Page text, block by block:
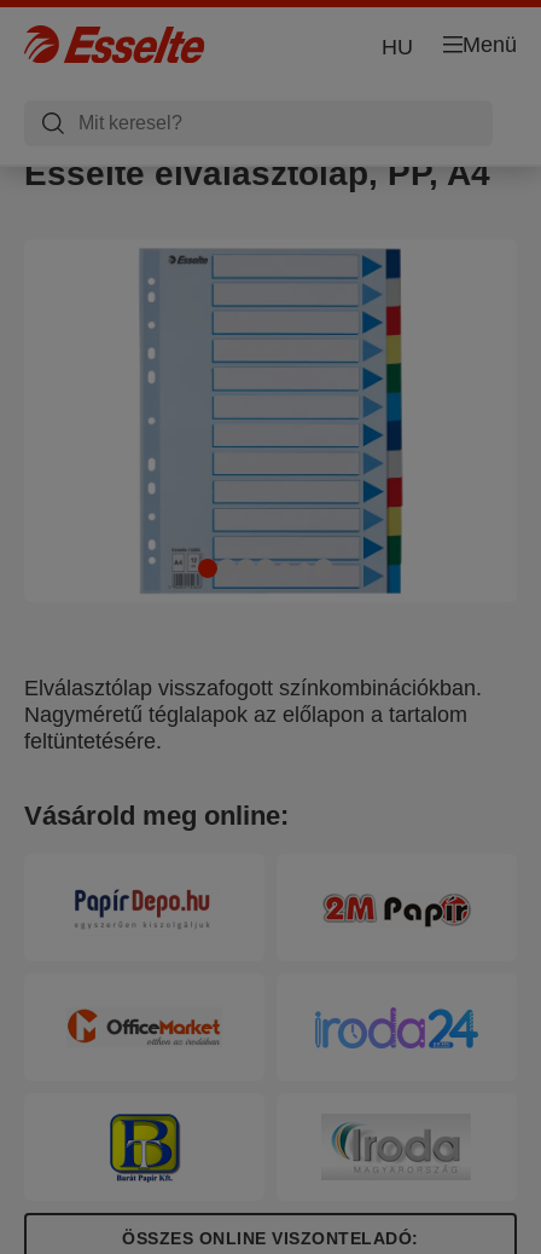
Menü
HU
Esselte elválasztólap, PP, A4
Elválasztólap visszafogott színkombinációkban.
Nagyméretű téglalapok az előlapon a tartalom
feltüntetésére.
Vásárold meg online:
ÖSSZES ONLINE VISZONTELADÓ: